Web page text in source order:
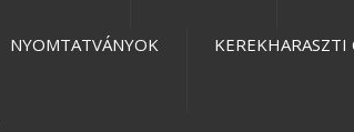
NYOMTATVÁNYOK KEREKHARASZTI